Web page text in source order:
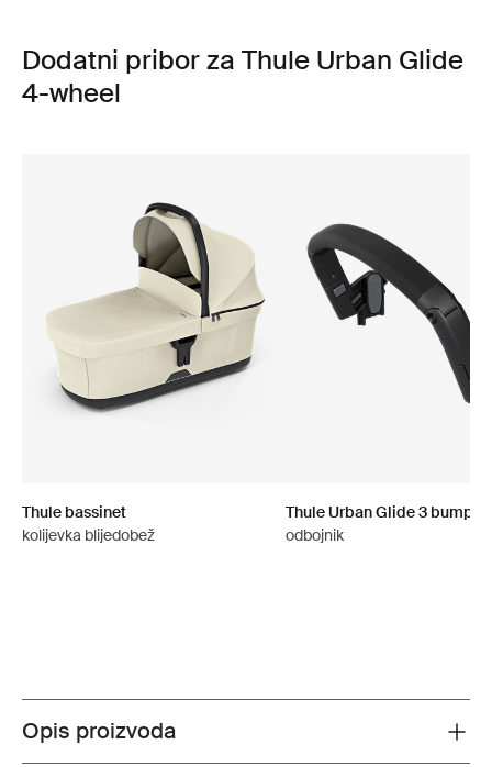
Dodatni pribor za Thule Urban Glide
4-wheel
Thule bassinet
kolijevka blijedobež
Thule Urban Glide 3 bumper
odbojnik
Toggle overview
Opis proizvoda